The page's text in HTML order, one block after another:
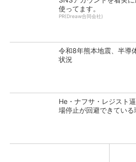
使ってます。
PR(Dreaw合同会社)
令和8年熊本地震、半導
状況
He・ナフサ・レジスト
場停止が回避できている